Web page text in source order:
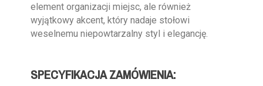
element organizacji miejsc, ale również
wyjątkowy akcent, który nadaje stołowi
weselnemu niepowtarzalny styl i elegancję.
SPECYFIKACJA ZAMÓWIENIA: